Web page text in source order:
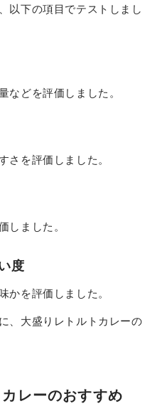
以下の項目でテストしまし
などを評価しました。
さを評価しました。
しました。
度
かを評価しました。
、大盛りレトルトカレーの
レーのおすすめ